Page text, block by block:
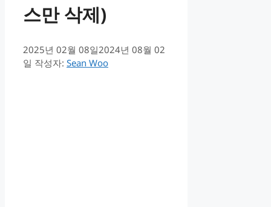
스만 삭제)
2025년 02월 08일2024년 08월 02
일 작성자: Sean Woo